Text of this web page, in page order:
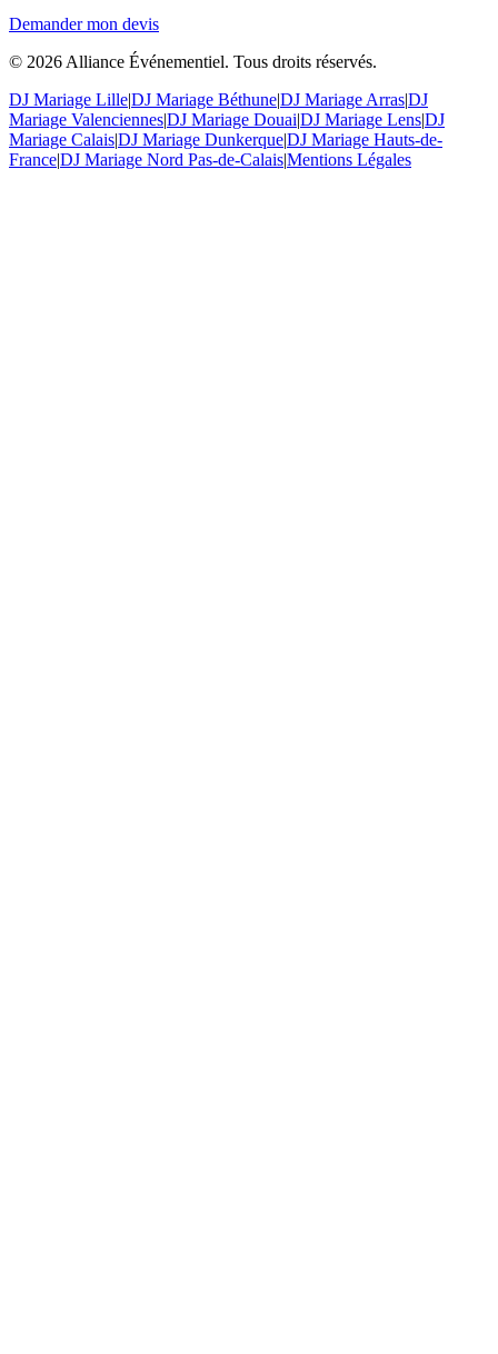
Demander mon devis
© 2026 Alliance Événementiel. Tous droits réservés.
DJ Mariage Lille|DJ Mariage Béthune|DJ Mariage Arras|DJ
Mariage Valenciennes|DJ Mariage Douai|DJ Mariage Lens|DJ
Mariage Calais|DJ Mariage Dunkerque|DJ Mariage Hauts-de-
France|DJ Mariage Nord Pas-de-Calais|Mentions Légales